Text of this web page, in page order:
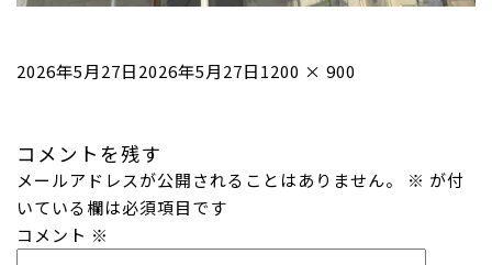
投
2026年5月27日2026年5月27日フ
ズ
1200 × 900
コメントを残す
メールアドレスが公開されることはありません。 ※ が付
いている欄は必須項目です
コメント ※